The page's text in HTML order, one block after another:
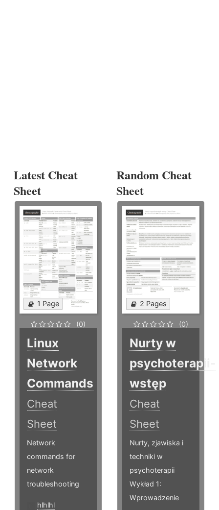
Latest Cheat
Sheet
1 Page
(0)
Linux
Network
Commands
Cheat
Sheet
Network
commands for
network
troubleshooting
hlhlhl
Random Cheat
Sheet
2 Pages
(0)
Nurty w
psychoterapii-
wstęp
Cheat
Sheet
Nurty, zjawiska i
techniki w
psychoterapii
Wykład 1:
Wprowadzenie